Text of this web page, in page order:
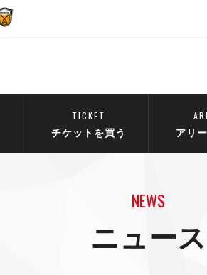
TICKET
チケットを買う アリ
NEWS
ニュース